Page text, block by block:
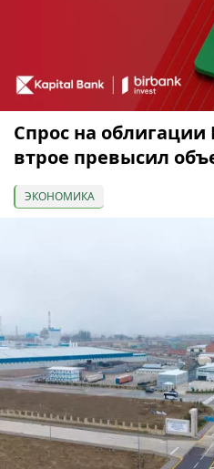
Спрос на облигации
втрое превысил
ЭКОНОМИКА